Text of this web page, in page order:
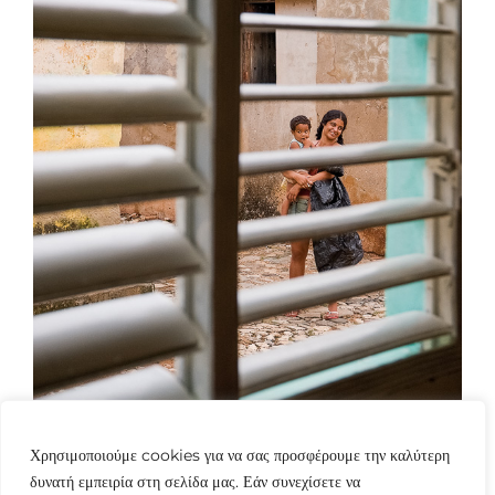
Χρησιμοποιούμε cookies για να σας προσφέρουμε την καλύτερη
δυνατή εμπειρία στη σελίδα μας. Εάν συνεχίσετε να